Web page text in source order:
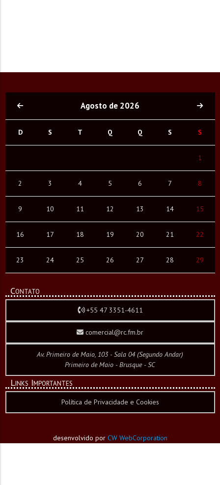
Agosto de 2026
D S T Q Q S S
1
2 3 4 5 6 7 8
9 10 11 12 13 14 15
16 17 18 19 20 21 22
23 24 25 26 27 28 29
Contato
+55 47 3351-4611
comercial@rc.fm.br
Av. Primeiro de Maio, 103 - Sala 04 (Segundo Andar)
Primeiro de Maio - Brusque - SC
Links Importantes
Política de Privacidade e Cookies
desenvolvido por CW WebCorporation